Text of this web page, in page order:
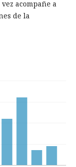
acompañe a
de la